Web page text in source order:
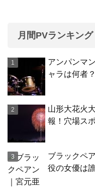
月間PVランキング
アンパンマ
ャラは何者
山形大花火
報！穴場ス
ブラックペ
役の女優は